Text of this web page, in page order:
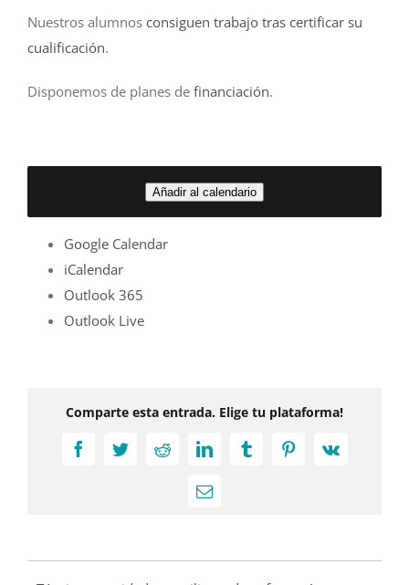
Nuestros alumnos consiguen trabajo tras certificar su
cualificación.
Disponemos de planes de financiación.
Añadir al calendario
Google Calendar
iCalendar
Outlook 365
Outlook Live
Comparte esta entrada. Elige tu plataforma!
FacebookTwitterRedditLinkedInTumblrPinterest
Vk
Correo